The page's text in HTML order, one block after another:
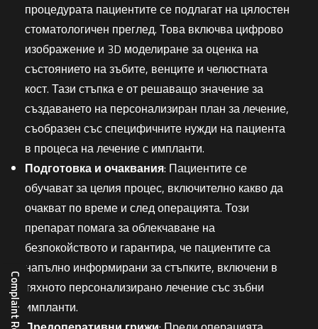
процедурата пациентите се подлагат на цялостен
стоматологичен преглед. Това включва цифрово
изображение и 3D моделиране за оценка на
състоянието на зъбите, венците и челюстната
кост. Тази стъпка е от решаващо значение за
създаването на персонализиран план за лечение,
съобразен със специфичните нужди на пациента
в процеса на лечение с импланти.
Подготовка и очаквания: Пациентите се
обучават за целия процес, включително какво да
очакват по време и след операцията. Този
препарат помага за облекчаване на
безпокойството и гарантира, че пациентите са
напълно информирани за стъпките, включени в
тяхното персонализирано лечение със зъбни
импланти.